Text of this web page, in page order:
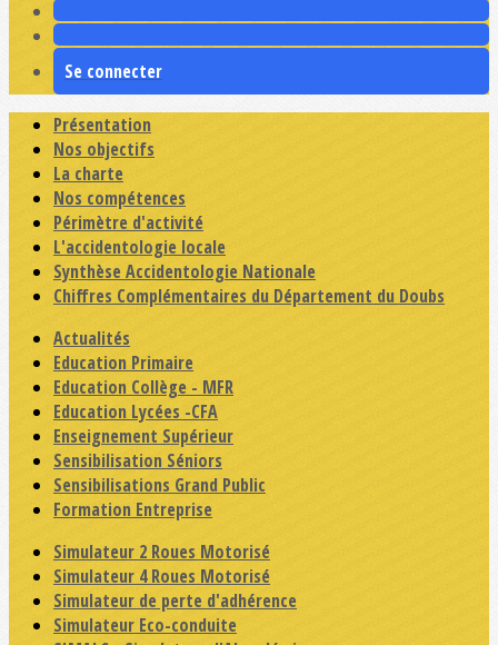
Se connecter
Présentation
Nos objectifs
La charte
Nos compétences
Périmètre d'activité
L'accidentologie locale
Synthèse Accidentologie Nationale
Chiffres Complémentaires du Département du Doubs
Actualités
Education Primaire
Education Collège - MFR
Education Lycées -CFA
Enseignement Supérieur
Sensibilisation Séniors
Sensibilisations Grand Public
Formation Entreprise
Simulateur 2 Roues Motorisé
Simulateur 4 Roues Motorisé
Simulateur de perte d'adhérence
Simulateur Eco-conduite